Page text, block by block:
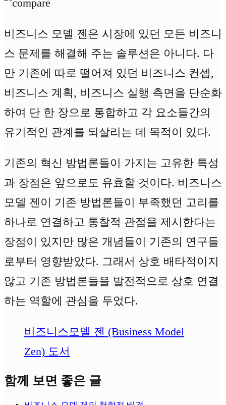
비즈니스 모델 젠은 시장에 있던 모든 비즈니
스 문제를 해결해 주는 솔루션은 아니다. 다
만 기존에 따로 떨어져 있던 비즈니스 컨셉,
비즈니스 계획, 비즈니스 실행 측면을 단순화
하여 단 한 장으로 통합하고 각 요소들간의
유기적인 관계를 되살리는 데 목적이 있다.
기존의 혁신 방법론들이 가지는 고유한 특성
과 장점은 앞으로도 유효할 것이다. 비즈니스
모델 젠이 기존 방법론들이 부족했던 고리를
하나로 연결하고 통찰적 관점을 제시한다는
장점이 있지만 많은 개념들이 기존의 연구들
로부터 영향받았다. 그래서 상호 배타적이지
않고 기존 방법론들을 발전적으로 상호 연결
하는 역할에 관심을 두었다.
비즈니스모델 젠 (Business Model
Zen) 도서
함께 보면 좋은 글